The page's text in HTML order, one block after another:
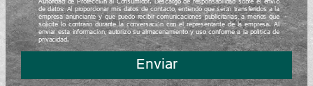
Autoridad de Protección al Consumidor. Descargo de responsabilidad sobre el envío
de datos: Al proporcionar mis datos de contacto, entiendo que serán transferidos a la
empresa anunciante y que puedo recibir comunicaciones publicitarias, a menos que
solicite lo contrario durante la conversación con el representante de la empresa. Al
enviar esta información, autorizo su almacenamiento y uso conforme a la política de
privacidad.
Enviar